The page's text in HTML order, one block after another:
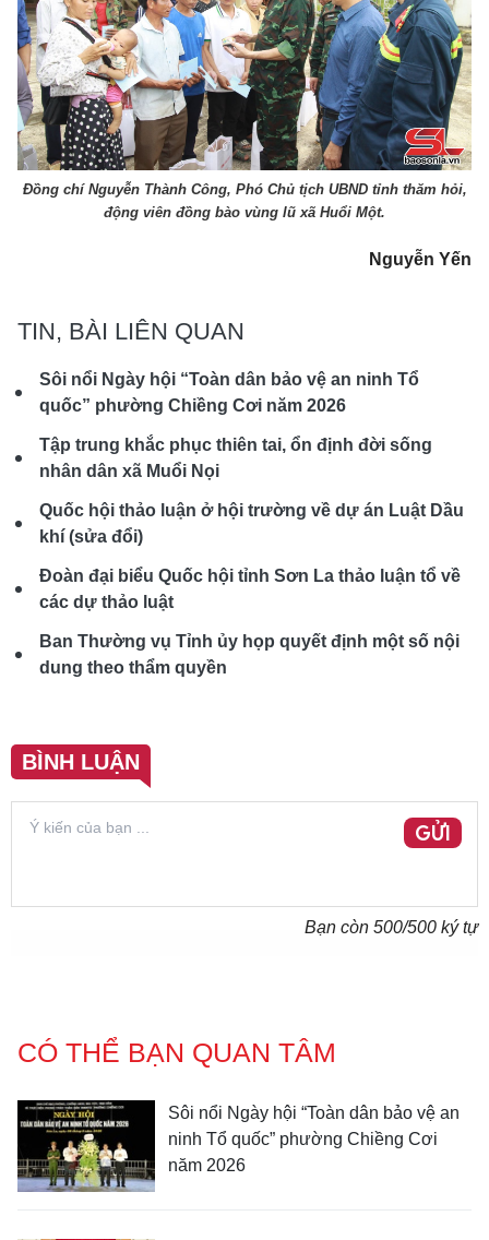
Đồng chí Nguyễn Thành Công, Phó Chủ tịch UBND tỉnh thăm hỏi,
động viên đồng bào vùng lũ xã Huổi Một.
Nguyễn Yến
TIN, BÀI LIÊN QUAN
Sôi nổi Ngày hội “Toàn dân bảo vệ an ninh Tổ
quốc” phường Chiềng Cơi năm 2026
Tập trung khắc phục thiên tai, ổn định đời sống
nhân dân xã Muổi Nọi
Quốc hội thảo luận ở hội trường về dự án Luật Dầu
khí (sửa đổi)
Đoàn đại biểu Quốc hội tỉnh Sơn La thảo luận tổ về
các dự thảo luật
Ban Thường vụ Tỉnh ủy họp quyết định một số nội
dung theo thẩm quyền
BÌNH LUẬN
GỬI
Bạn còn 500/500 ký tự
CÓ THỂ BẠN QUAN TÂM
Sôi nổi Ngày hội “Toàn dân bảo vệ an
ninh Tổ quốc” phường Chiềng Cơi
năm 2026